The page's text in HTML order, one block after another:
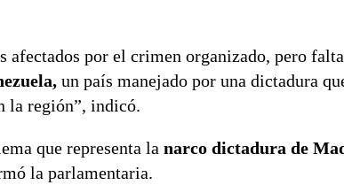
afectados por el crimen organizado, pero
un país manejado por una dictadura
la región”, indicó.
que representa la narco dictadura de
la parlamentaria.